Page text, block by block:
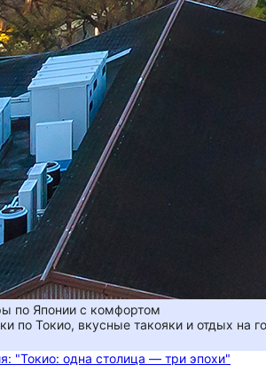
по Японии с комфортом
по Токио, вкусные такояки и отдых на